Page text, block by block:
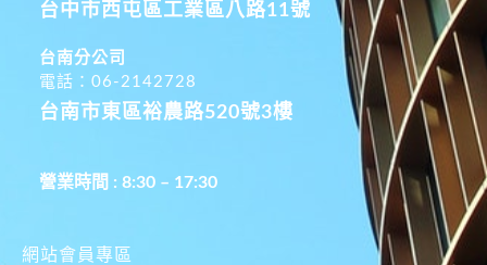
台中市西屯區工業區八路11號
台南分公司
電話：06-2142728
台南市東區裕農路520號3樓
營業時間 : 8:30 – 17:30
網站會員專區